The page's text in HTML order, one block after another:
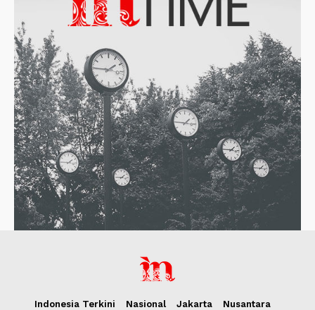
Indonesia Terkini Nasional Jakarta
Nusantara